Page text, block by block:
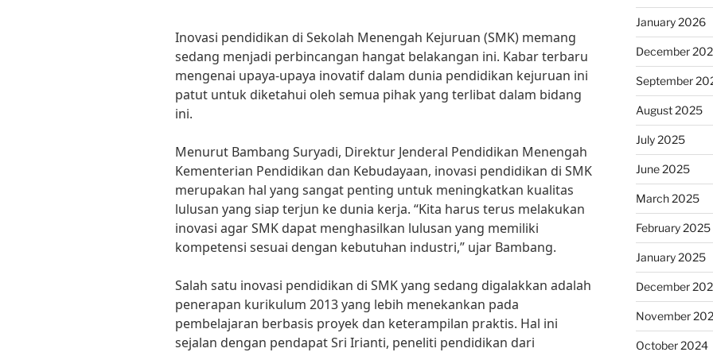
Inovasi pendidikan di Sekolah Menengah Kejuruan (SMK) memang
sedang menjadi perbincangan hangat belakangan ini. Kabar terbaru
mengenai upaya-upaya inovatif dalam dunia pendidikan kejuruan ini
patut untuk diketahui oleh semua pihak yang terlibat dalam bidang
ini.
Menurut Bambang Suryadi, Direktur Jenderal Pendidikan Menengah
Kementerian Pendidikan dan Kebudayaan, inovasi pendidikan di SMK
merupakan hal yang sangat penting untuk meningkatkan kualitas
lulusan yang siap terjun ke dunia kerja. “Kita harus terus melakukan
inovasi agar SMK dapat menghasilkan lulusan yang memiliki
kompetensi sesuai dengan kebutuhan industri,” ujar Bambang.
Salah satu inovasi pendidikan di SMK yang sedang digalakkan adalah
penerapan kurikulum 2013 yang lebih menekankan pada
pembelajaran berbasis proyek dan keterampilan praktis. Hal ini
sejalan dengan pendapat Sri Irianti, peneliti pendidikan dari
January 2026
December
September
August 2025
July 2025
June 2025
March 2025
February 2025
January 2025
December
November
October 2024